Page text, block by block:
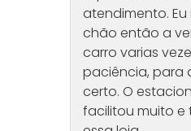
atendimento.
chão então a
carro varias
paciência, para
certo. O
facilitou muito e